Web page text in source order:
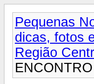
Pequenas
dicas, fotos
Região
ENCONTRO